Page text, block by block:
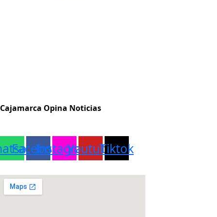
Cajamarca Opina Noticias
Facebook
Instagram
YoutubeTiktok